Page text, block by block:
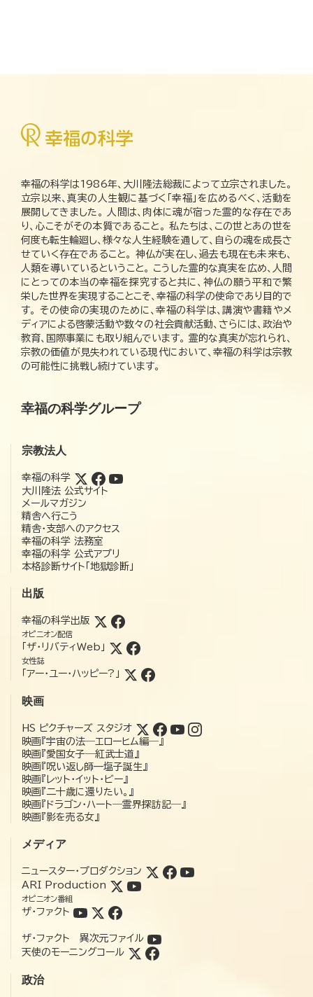
幸福の科学は1986年、大川隆法総裁によって立宗されました。
立宗以来、真実の人生観に基づく「幸福」を広めるべく、活動を
展開してきました。 人間は、肉体に魂が宿った霊的な存在であ
り、心こそがその本質であること。 私たちは、この世とあの世を
何度も転生輪廻し、様々な人生経験を通して、自らの魂を成長さ
せていく存在であること。 神仏が実在し、過去も現在も未来も、
人類を導いているということ。 こうした霊的な真実を広め、人間
にとっての本当の幸福を探究すると共に、神仏の願う平和で繁
栄した世界を実現することこそ、幸福の科学の使命であり目的で
す。 その使命の実現のために、幸福の科学は、講演や書籍やメ
ディアによる啓蒙活動や数々の社会貢献活動、さらには、政治や
教育、国際事業にも取り組んでいます。 霊的な真実が忘れられ、
宗教の価値が見失われている現代において、幸福の科学は宗教
の可能性に挑戦し続けています。
幸福の科学グループ
宗教法人
幸福の科学
大川隆法 公式サイト
メールマガジン
精舎へ行こう
精舎・支部へのアクセス
幸福の科学 法務室
幸福の科学 公式アプリ
本格診断サイト「地獄診断」
出版
幸福の科学出版
オピニオン配信
「ザ・リバティWeb」
女性誌
「アー・ユー・ハッピー?」
映画
HS ピクチャーズ スタジオ
映画『宇宙の法―エローヒム編―』
映画『愛国女子―紅武士道』
映画『呪い返し師—塩子誕生』
映画『レット・イット・ビー』
映画『二十歳に還りたい。』
映画『ドラゴン・ハート―霊界探訪記―』
映画『影を売る女』
メディア
ニュースター・プロダクション
ARI Production
オピニオン番組
ザ・ファクト
ザ・ファクト 異次元ファイル
天使のモーニングコール
政治